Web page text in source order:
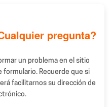
pregunta?
un problema en el sitio
formulario. Recuerde que si
facilitarnos su dirección de